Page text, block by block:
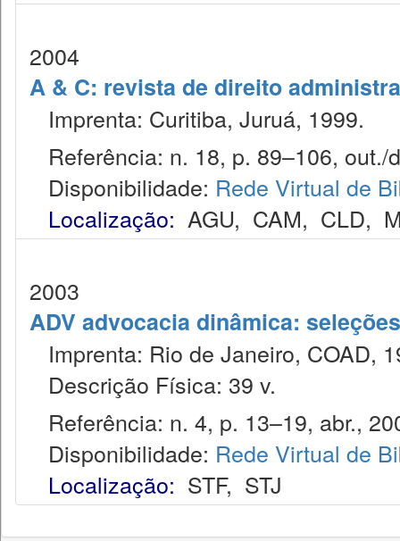
2004
A & C: revista de direito
Imprenta: Curitiba, Juruá, 1999.
Referência: n. 18, p. 89–106, out./
Disponibilidade: Rede Virtual de
Localização: AGU, CAM, CLD,
2003
ADV advocacia dinâmica:
Imprenta: Rio de Janeiro, COAD,
Descrição Física: 39 v.
Referência: n. 4, p. 13–19, abr.,
Disponibilidade: Rede Virtual de
Localização: STF, STJ